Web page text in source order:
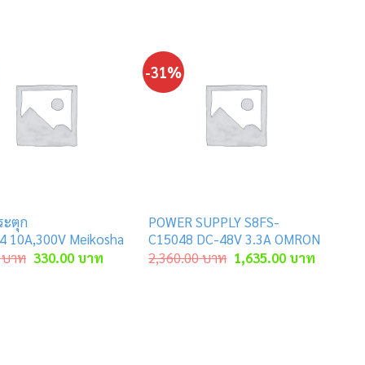
ะตุก
10A,300V Meikosha
าท Original
price
330.00บาทCurrent
price
-31%
POWER SUPPLY S8FS-
C15048 DC-48V 3.3A OMRON
2,360.00บาท Original
price
1,635.00 บาท